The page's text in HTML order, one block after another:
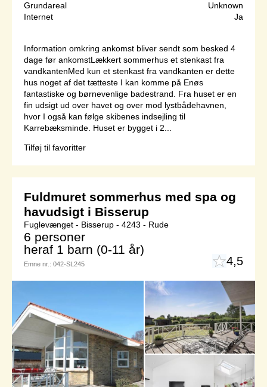
Grundareal
Unknown
Internet
Ja
Information omkring ankomst bliver sendt som besked 4
dage før ankomstLækkert sommerhus et stenkast fra
vandkantenMed kun et stenkast fra vandkanten er dette
hus noget af det tætteste I kan komme på Enøs
fantastiske og børnevenlige badestrand. Fra huset er en
fin udsigt ud over havet og over mod lystbådehavnen,
hvor I også kan følge skibenes indsejling til
Karrebæksminde. Huset er bygget i 2...
Tilføj til favoritter
Fuldmuret sommerhus med spa og
havudsigt i Bisserup
Fuglevænget - Bisserup - 4243 - Rude
6 personer
heraf 1 barn (0-11 år)
Emne nr.: 042-SL245 4,5